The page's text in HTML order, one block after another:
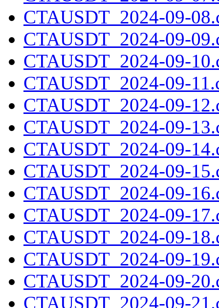
CTAUSDT_2024-09-
CTAUSDT_2024-09-
CTAUSDT_2024-09-
CTAUSDT_2024-09-
CTAUSDT_2024-09-
CTAUSDT_2024-09-
CTAUSDT_2024-09-
CTAUSDT_2024-09-
CTAUSDT_2024-09-
CTAUSDT_2024-09-
CTAUSDT_2024-09-
CTAUSDT_2024-09-
CTAUSDT_2024-09-
CTAUSDT_2024-09-